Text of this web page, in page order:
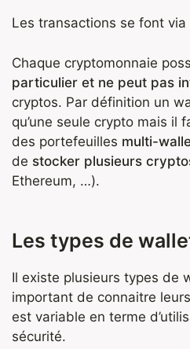
Les transactions se font via
Chaque cryptomonnaie
particulier et ne peut pas
cryptos. Par définition un
qu’une seule crypto mais il
des portefeuilles multi-
de stocker plusieurs
Ethereum, …).
Les types de
Il existe plusieurs types de
important de connaitre
est variable en terme
sécurité.